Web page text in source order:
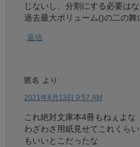
じないし、分割にする必要は
過去最大ボリューム()の二の
返信
匿名 より:
2021年6月13日 9:57 AM
これ絶対文庫本4冊もねぇよな
わざわざ用紙見せてこれくら
もいいとこだったな